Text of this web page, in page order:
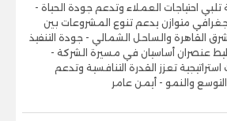
احتياجات العملاء وتدعم جودة الحياة -
جغرافي متوازن يدعم تنوع المشروعات بين
القاهرة والساحل الشمالي - جودة التنفيذ
عنصران أساسيان في مسيرة الشركة -
استراتيجية تعزز القدرة التنافسية وتدعم
والنمو - أيمن عامر